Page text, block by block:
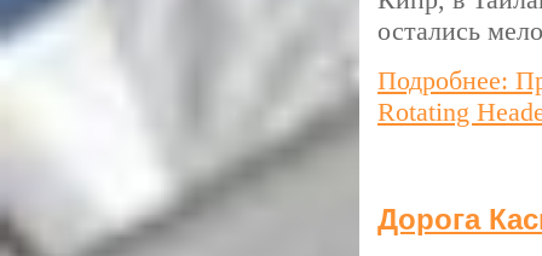
остались
Подробнее:
Rotating
Дорога